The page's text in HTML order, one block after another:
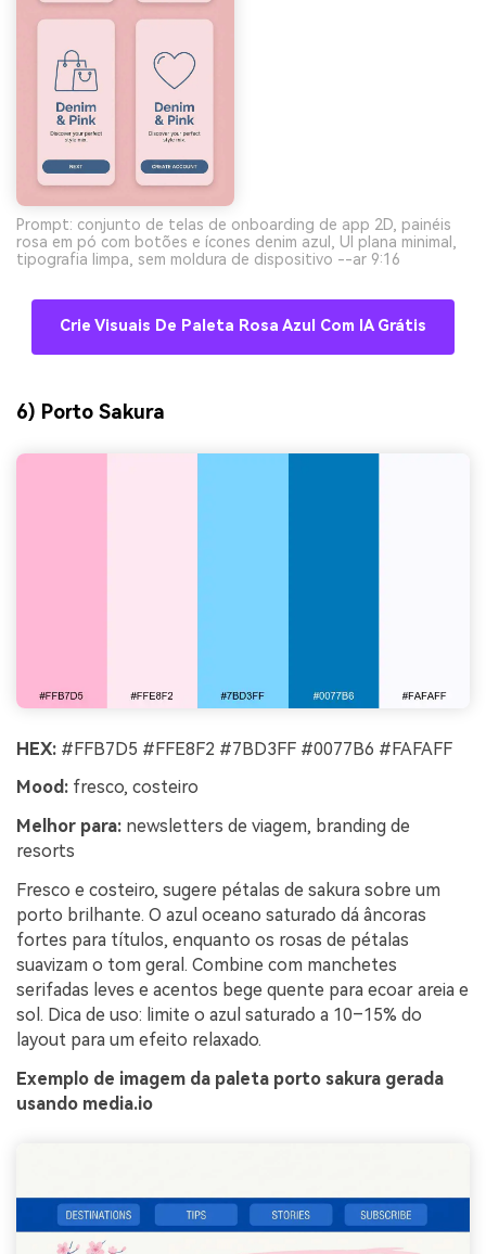
Prompt: conjunto de telas de onboarding de app 2D, painéis
rosa em pó com botões e ícones denim azul, UI plana minimal,
tipografia limpa, sem moldura de dispositivo --ar 9:16
Crie Visuais De Paleta Rosa Azul Com IA Grátis
6) Porto Sakura
HEX: #FFB7D5 #FFE8F2 #7BD3FF #0077B6 #FAFAFF
Mood: fresco, costeiro
Melhor para: newsletters de viagem, branding de
resorts
Fresco e costeiro, sugere pétalas de sakura sobre um
porto brilhante. O azul oceano saturado dá âncoras
fortes para títulos, enquanto os rosas de pétalas
suavizam o tom geral. Combine com manchetes
serifadas leves e acentos bege quente para ecoar areia e
sol. Dica de uso: limite o azul saturado a 10–15% do
layout para um efeito relaxado.
Exemplo de imagem da paleta porto sakura gerada
usando media.io